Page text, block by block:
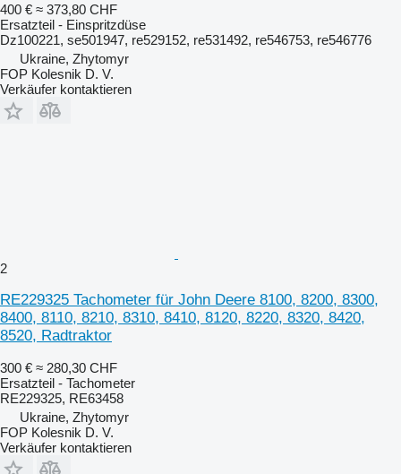
400 € ≈ 373,80 CHF
Ersatzteil - Einspritzdüse
Dz100221, se501947, re529152, re531492, re546753, re546776
Ukraine, Zhytomyr
FOP Kolesnik D. V.
Verkäufer kontaktieren
2
RE229325 Tachometer für John Deere 8100, 8200, 8300,
8400, 8110, 8210, 8310, 8410, 8120, 8220, 8320, 8420,
8520, Radtraktor
300 € ≈ 280,30 CHF
Ersatzteil - Tachometer
RE229325, RE63458
Ukraine, Zhytomyr
FOP Kolesnik D. V.
Verkäufer kontaktieren